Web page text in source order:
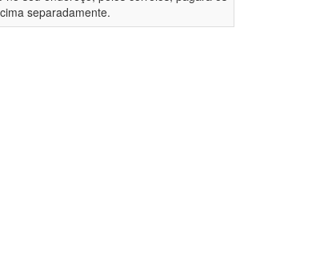
separadamente.